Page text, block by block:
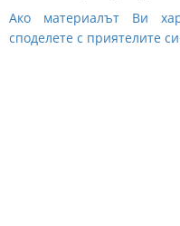
Ако материалът Ви
споделете с приятелите